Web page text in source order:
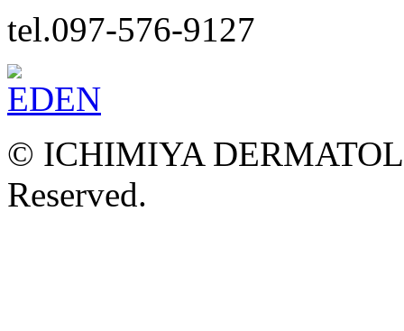
tel.097-576-9127
© ICHIMIYA
Reserved.